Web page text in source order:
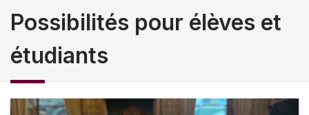
Possibilités pour élèves et
étudiants